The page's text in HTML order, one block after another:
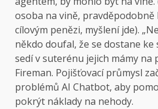
osoba na vině, pravděpodobně
cílovým penězi, myšlení jde).
někdo doufal, že se dostane
sedí v suterénu jejich mámy na
Fireman. Pojišťovací průmysl
problémů AI Chatbot, aby
pokrýt náklady na nehody.